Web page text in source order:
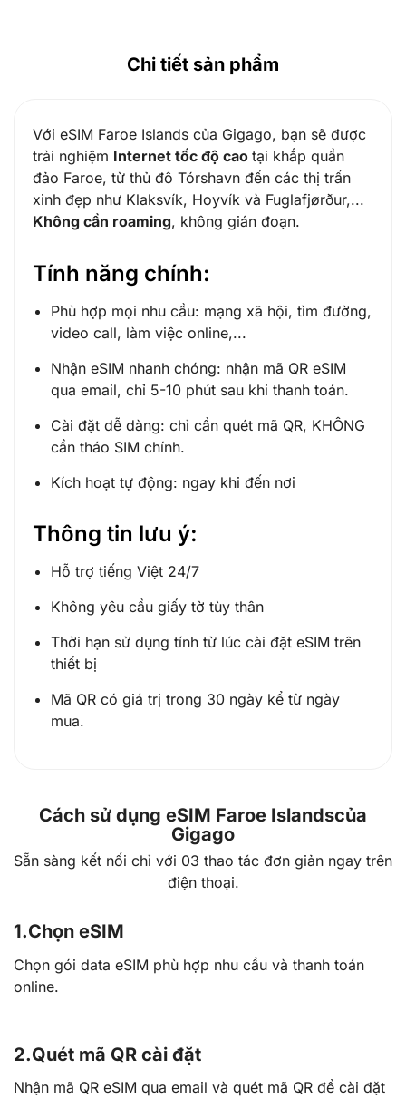
Chi tiết sản phẩm
Với eSIM Faroe Islands của Gigago, bạn sẽ được
trải nghiệm Internet tốc độ cao tại khắp quần
đảo Faroe, từ thủ đô Tórshavn đến các thị trấn
xinh đẹp như Klaksvík, Hoyvík và Fuglafjørður,...
Không cần roaming, không gián đoạn.
Tính năng chính:
Phù hợp mọi nhu cầu: mạng xã hội, tìm đường,
video call, làm việc online,...
Nhận eSIM nhanh chóng: nhận mã QR eSIM
qua email, chỉ 5-10 phút sau khi thanh toán.
Cài đặt dễ dàng: chỉ cần quét mã QR, KHÔNG
cần tháo SIM chính.
Kích hoạt tự động: ngay khi đến nơi
Thông tin lưu ý:
Hỗ trợ tiếng Việt 24/7
Không yêu cầu giấy tờ tùy thân
Thời hạn sử dụng tính từ lúc cài đặt eSIM trên
thiết bị
Mã QR có giá trị trong 30 ngày kể từ ngày
mua.
Cách sử dụng eSIM Faroe Islandscủa
Gigago
Sẵn sàng kết nối chỉ với 03 thao tác đơn giản ngay trên
điện thoại.
1.Chọn eSIM
Chọn gói data eSIM phù hợp nhu cầu và thanh toán
online.
2.Quét mã QR cài đặt
Nhận mã QR eSIM qua email và quét mã QR để cài đặt